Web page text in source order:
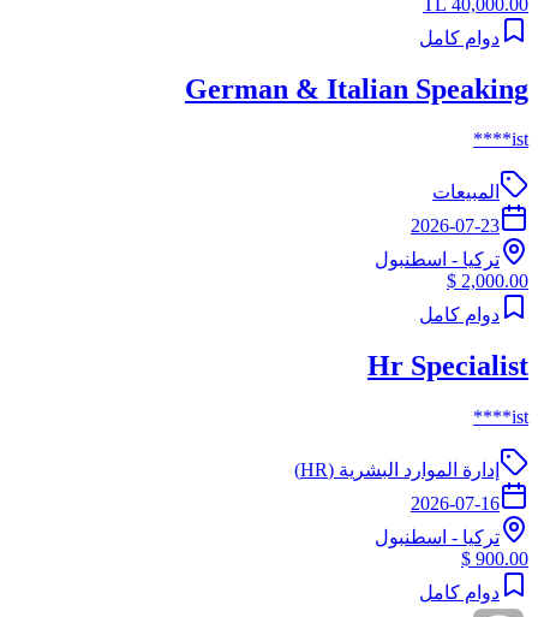
دوام كامل
German & Italian Speaking
ist****
المبيعات
2026-07-23
تركيا - اسطنبول
2,000.00 $
دوام كامل
Hr Specialist
ist****
إدارة الموارد البشرية (HR)
2026-07-16
تركيا - اسطنبول
900.00 $
دوام كامل